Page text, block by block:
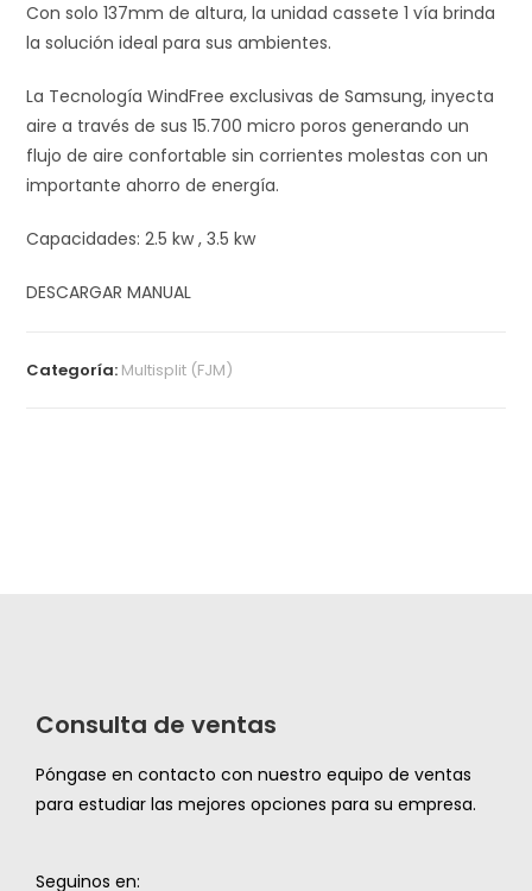
Con solo 137mm de altura, la unidad cassete 1 vía brinda
la solución ideal para sus ambientes.
La Tecnología WindFree exclusivas de Samsung, inyecta
aire a través de sus 15.700 micro poros generando un
flujo de aire confortable sin corrientes molestas con un
importante ahorro de energía.
Capacidades: 2.5 kw , 3.5 kw
DESCARGAR MANUAL
Categoría: Multisplit (FJM)
Consulta de ventas
Póngase en contacto con nuestro equipo de ventas
para estudiar las mejores opciones para su empresa.
Seguinos en: